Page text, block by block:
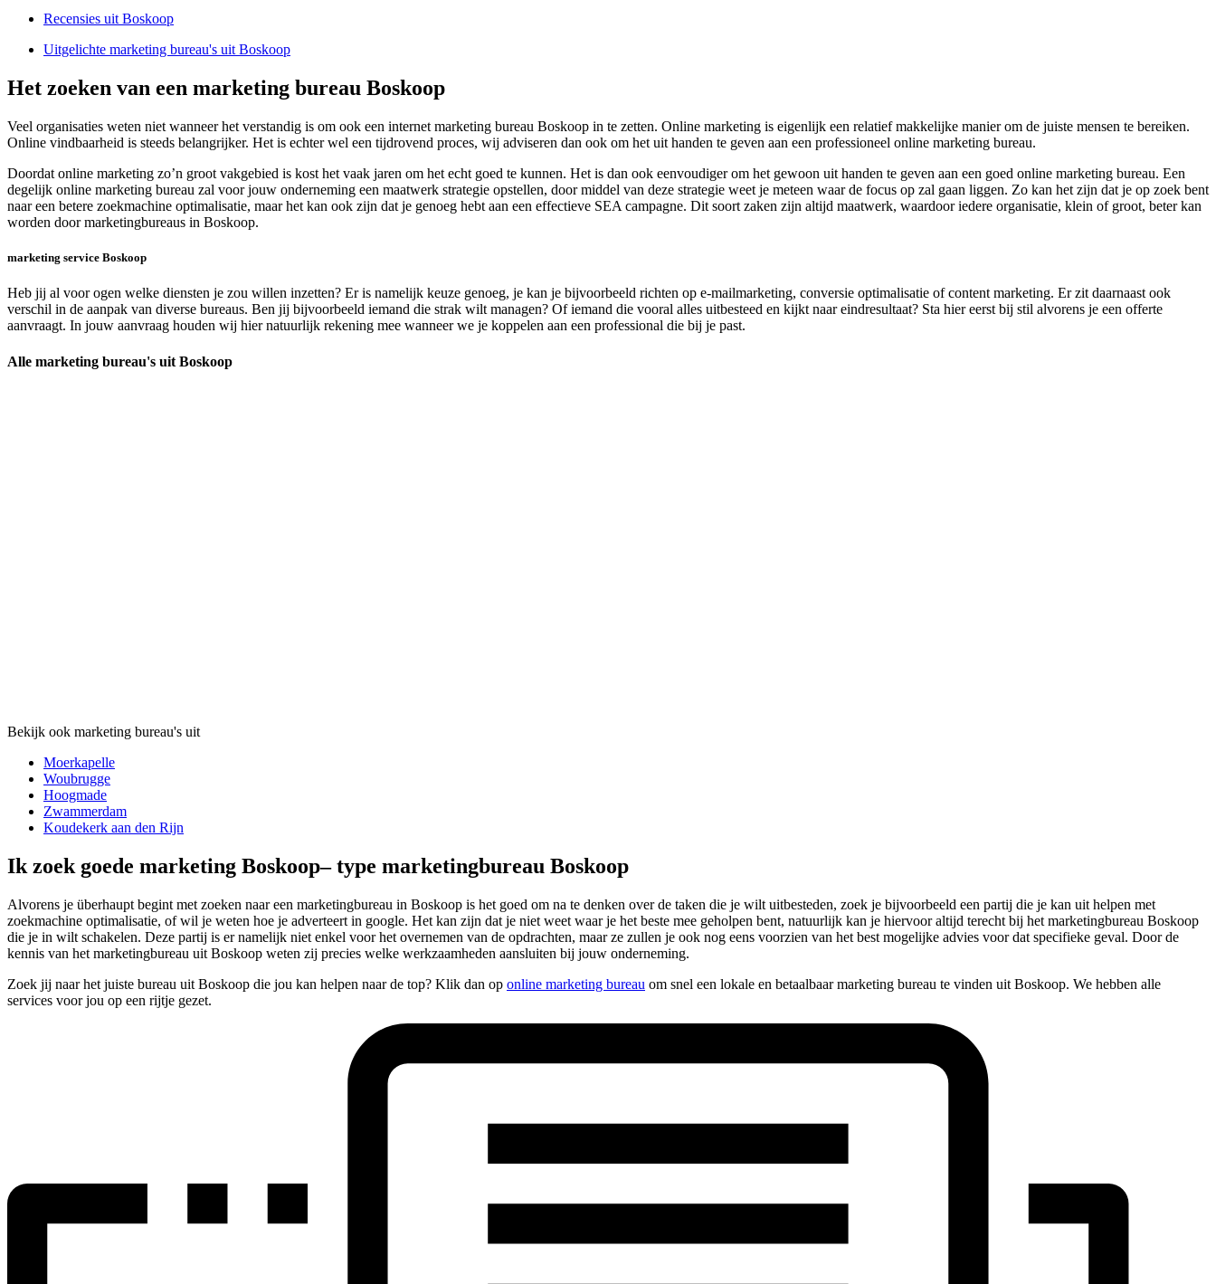
Recensies uit Boskoop
Uitgelichte marketing bureau's uit Boskoop
Het zoeken van een marketing bureau Boskoop
Veel organisaties weten niet wanneer het verstandig is om ook een internet marketing bureau Boskoop in te zetten. Online marketing is eigenlijk een relatief makkelijke manier om de juiste mensen te bereiken.
Online vindbaarheid is steeds belangrijker. Het is echter wel een tijdrovend proces, wij adviseren dan ook om het uit handen te geven aan een professioneel online marketing bureau.
Doordat online marketing zo’n groot vakgebied is kost het vaak jaren om het echt goed te kunnen. Het is dan ook eenvoudiger om het gewoon uit handen te geven aan een goed online marketing bureau. Een
degelijk online marketing bureau zal voor jouw onderneming een maatwerk strategie opstellen, door middel van deze strategie weet je meteen waar de focus op zal gaan liggen. Zo kan het zijn dat je op zoek bent
naar een betere zoekmachine optimalisatie, maar het kan ook zijn dat je genoeg hebt aan een effectieve SEA campagne. Dit soort zaken zijn altijd maatwerk, waardoor iedere organisatie, klein of groot, beter kan
worden door marketingbureaus in Boskoop.
marketing service Boskoop
Heb jij al voor ogen welke diensten je zou willen inzetten? Er is namelijk keuze genoeg, je kan je bijvoorbeeld richten op e-mailmarketing, conversie optimalisatie of content marketing. Er zit daarnaast ook
verschil in de aanpak van diverse bureaus. Ben jij bijvoorbeeld iemand die strak wilt managen? Of iemand die vooral alles uitbesteed en kijkt naar eindresultaat? Sta hier eerst bij stil alvorens je een offerte
aanvraagt. In jouw aanvraag houden wij hier natuurlijk rekening mee wanneer we je koppelen aan een professional die bij je past.
Alle marketing bureau's uit Boskoop
Bekijk ook marketing bureau's uit
Moerkapelle
Woubrugge
Hoogmade
Zwammerdam
Koudekerk aan den Rijn
Ik zoek goede marketing Boskoop– type marketingbureau Boskoop
Alvorens je überhaupt begint met zoeken naar een marketingbureau in Boskoop is het goed om na te denken over de taken die je wilt uitbesteden, zoek je bijvoorbeeld een partij die je kan uit helpen met
zoekmachine optimalisatie, of wil je weten hoe je adverteert in google. Het kan zijn dat je niet weet waar je het beste mee geholpen bent, natuurlijk kan je hiervoor altijd terecht bij het marketingbureau Boskoop
die je in wilt schakelen. Deze partij is er namelijk niet enkel voor het overnemen van de opdrachten, maar ze zullen je ook nog eens voorzien van het best mogelijke advies voor dat specifieke geval. Door de
kennis van het marketingbureau uit Boskoop weten zij precies welke werkzaamheden aansluiten bij jouw onderneming.
Zoek jij naar het juiste bureau uit Boskoop die jou kan helpen naar de top? Klik dan op online marketing bureau om snel een lokale en betaalbaar marketing bureau te vinden uit Boskoop. We hebben alle
services voor jou op een rijtje gezet.